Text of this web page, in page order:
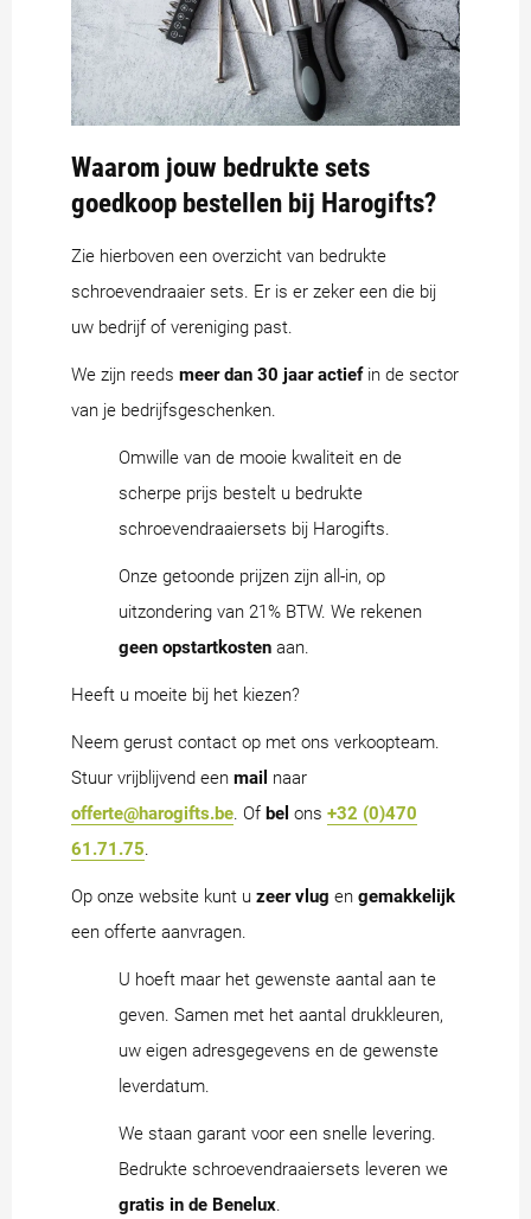
Waarom jouw bedrukte sets
goedkoop bestellen bij Harogifts?
Zie hierboven een overzicht van bedrukte
schroevendraaier sets. Er is er zeker een die bij
uw bedrijf of vereniging past.
We zijn reeds meer dan 30 jaar actiefin de sector
van je bedrijfsgeschenken.
Omwille van de mooie kwaliteit en de
scherpe prijs bestelt u bedrukte
schroevendraaiersets bij Harogifts.
Onze getoonde prijzen zijn all-in, op
uitzondering van 21% BTW. We rekenen
geen opstartkosten aan.
Heeft u moeite bij het kiezen?
Neem gerust contact op met ons verkoopteam.
Stuur vrijblijvend een mail naar
offerte@harogifts.be. Of bel ons +32 (0)470
61.71.75.
Op onze website kunt u zeer vlug en gemakkelijk
een offerte aanvragen.
U hoeft maar het gewenste aantal aan te
geven. Samen met het aantal drukkleuren,
uw eigen adresgegevens en de gewenste
leverdatum.
We staan garant voor een snelle levering.
Bedrukte schroevendraaiersets leveren we
gratis in de Benelux.